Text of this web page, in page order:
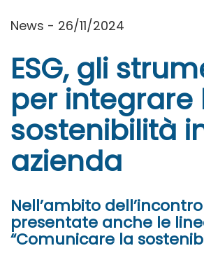
News - 26/11/2024
ESG, gli
per integrare
sostenibilità
azienda
Nell’ambito
presentate anche le
“Comunicare la